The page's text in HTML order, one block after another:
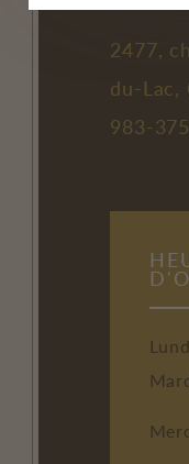
2477,
du-Lac,
983-